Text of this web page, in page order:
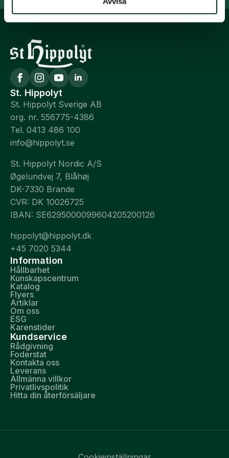
St. Hippolyt
St. Hippolyt Sverige AB
org. nr. 556775-4386
Tel. 0413 486 100
info@hippolyt.se
St. Hippolyt Nordic A/S
Øgelundvej 7, Blåhøj
DK-7330 Brande
CVR: DK 10026725
IBAN: SE6295000099604205200126
hippolyt@hippolyt.dk
+45 7020 5344
Information
Hållbarhet
Kunskapscentrum
Katalog
Flyers
Artiklar
Om oss
ESG
Karenstider
Kundservice
Rådgivning
Foderstat
Kontakta oss
Leverans
Allmänna villkor
Privatlivspolitik
Hitta din återförsäljare